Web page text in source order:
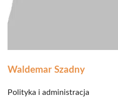
Waldemar Szadny
Polityka i administracja